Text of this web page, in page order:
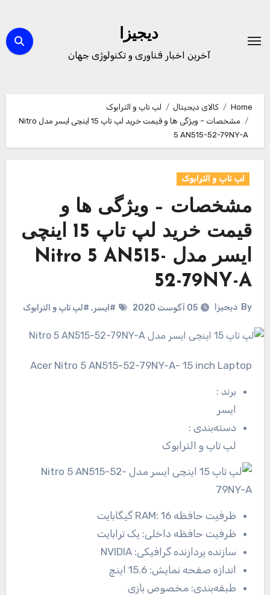
content
دیجیزا
آخرین اخبار فناوری و تکنولوژی جهان
Home کالای دیجیتال
لپ تاپ و الترابوک
مشخصات – ویژگی ها و قیمت خرید لپ تاپ 15 اینچی ایسر مدل Nitro
5 AN515-52-79NY-A
لپ تاپ و الترابوک
مشخصات – ویژگی ها و
قیمت خرید لپ تاپ 15 اینچی
ایسر مدل Nitro 5 AN515-
52-79NY-A
By دیجیزا 05 آگوست 2020 #ایسر, #لپ تاپ و الترابوک
Acer Nitro 5 AN515-52-79NY-A- 15 inch Laptop
برند:
ایسر
دسته‌بندی:
لپ تاپ و الترابوک
ظرفیت حافظه RAM: 16 گیگابایت
ظرفیت حافظه داخلی: یک ترابایت
سازنده پردازنده گرافیکی: NVIDIA
اندازه صفحه نمایش: 15.6 اینچ
طبقه‌بندی: مخصوص بازی